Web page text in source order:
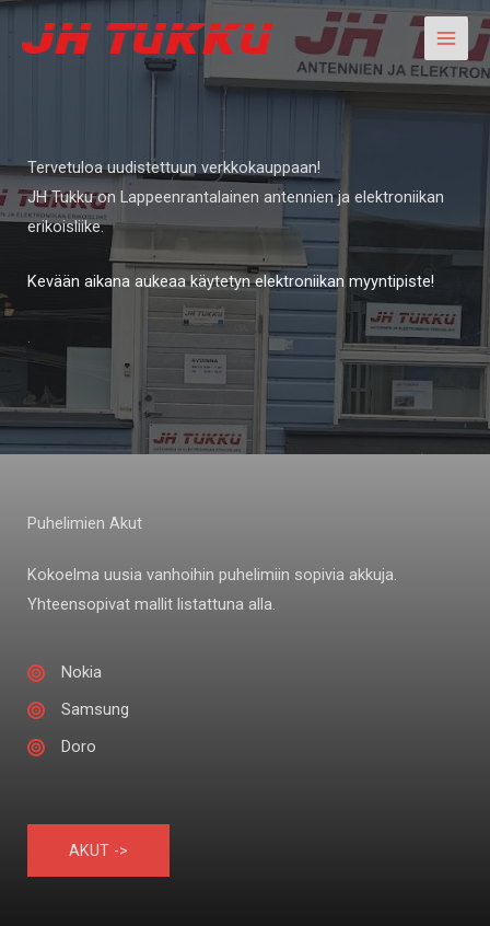
Siirry
sisältöön
Tervetuloa uudistettuun verkkokauppaan!
JH Tukku on Lappeenrantalainen antennien ja elektroniikan
erikoisliike.
Kevään aikana aukeaa käytetyn elektroniikan myyntipiste!
.
Puhelimien Akut
Kokoelma uusia vanhoihin puhelimiin sopivia akkuja.
Yhteensopivat mallit listattuna alla.
Nokia
Samsung
Doro
AKUT ->